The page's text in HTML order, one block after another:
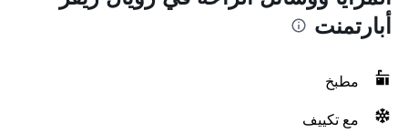
أبارتمنت
مطبخ
مع تكييف